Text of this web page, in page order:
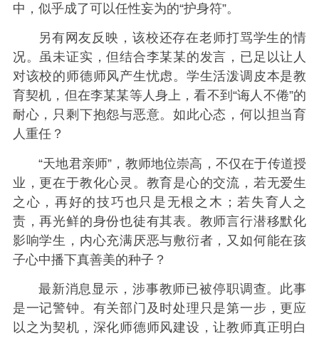
中，似乎成了可以任性妄为的“护身符”。
另有网友反映，该校还存在老师打骂学生的情
况。虽未证实，但结合李某某的发言，已足以让人
对该校的师德师风产生忧虑。学生活泼调皮本是教
育契机，但在李某某等人身上，看不到“诲人不倦”的
耐心，只剩下抱怨与恶意。如此心态，何以担当育
人重任？
“天地君亲师”，教师地位崇高，不仅在于传道授
业，更在于教化心灵。教育是心的交流，若无爱生
之心，再好的技巧也只是无根之木；若失育人之
责，再光鲜的身份也徒有其表。教师言行潜移默化
影响学生，内心充满厌恶与敷衍者，又如何能在孩
子心中播下真善美的种子？
最新消息显示，涉事教师已被停职调查。此事
是一记警钟。有关部门及时处理只是第一步，更应
以之为契机，深化师德师风建设，让教师真正明白